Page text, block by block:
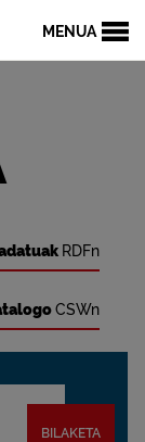
MENUA
RDFn
CSWn
BILAKETA